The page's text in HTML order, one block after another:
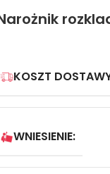
KOSZT
WNIESIENIE: